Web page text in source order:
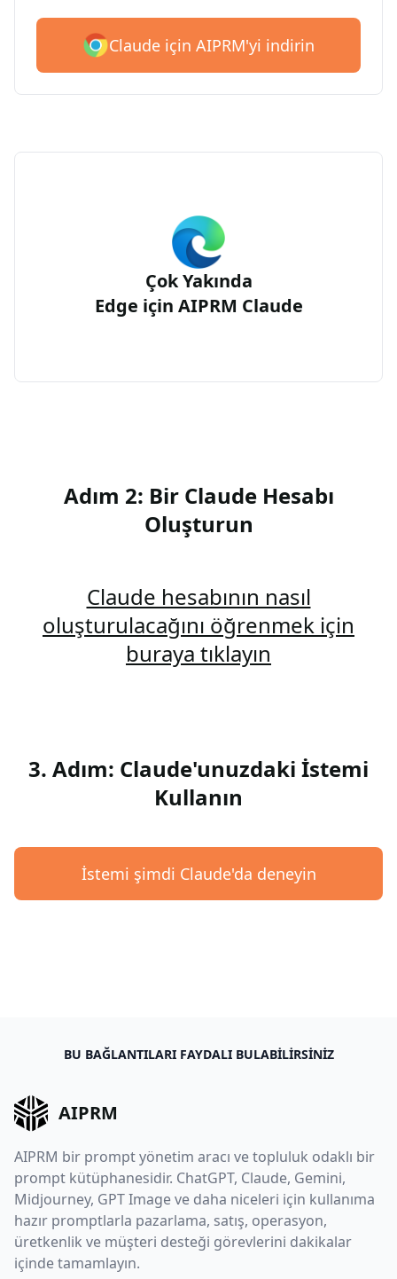
Claude için AIPRM'yi indirin
Çok Yakında
Edge için AIPRM Claude
Adım 2: Bir Claude Hesabı
Oluşturun
Claude hesabının nasıl
oluşturulacağını öğrenmek için
buraya tıklayın
3. Adım: Claude'unuzdaki İstemi
Kullanın
İstemi şimdi Claude'da deneyin
BU BAĞLANTILARI FAYDALI BULABILIRSINIZ
AIPRM
AIPRM bir prompt yönetim aracı ve topluluk odaklı bir
prompt kütüphanesidir. ChatGPT, Claude, Gemini,
Midjourney, GPT Image ve daha niceleri için kullanıma
hazır promptlarla pazarlama, satış, operasyon,
üretkenlik ve müşteri desteği görevlerini dakikalar
içinde tamamlayın.